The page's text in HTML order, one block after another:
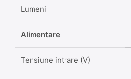
Lumeni
Alimentare
Tensiune intrare (V)